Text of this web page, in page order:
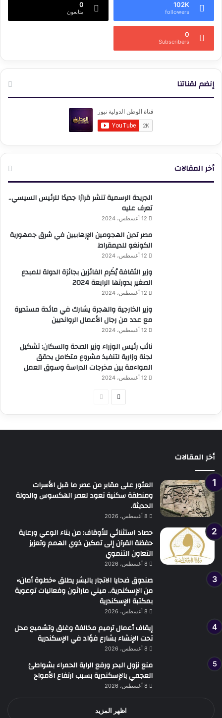
102K
followers
0
متابعون
0
Subscribers
إنضم لقناتنا
أخر المقالات
الجريدة الرسمية تنشر قرارًا جديدًا للرئيس السيسي..
تعرف عليه
12 أغسطس، 2024
مصر تدين الهجومين الإرهابيين في شرق جمهورية
الكونغو للديمقراط
12 أغسطس، 2024
وزير الثقافة يُكَرم الفائزين بجائزة الدولة للمبدع
الصغير بدورتها الرابعة 2024
12 أغسطس، 2024
وزير الخارجية والهجرة يشارك في مائدة مستديرة
مع عدد من رجال الأعمال الروانديين
12 أغسطس، 2024
نائب رئيس الوزراء وزير الصحة والسكان: تشكيل
لجنة وزارية لتنفيذ مشروع متكامل يحقق
المواءمة بين مخرجات الدراسة وسوق العمل
12 أغسطس، 2024
الصفحة
أخر المقالات
العثور على مقابر من عصر ما قبل الأسرات
ومنطقة سكنية تعود لعصر الهكسوس والدولة
الحديثة.
8 أغسطس، 2026
حصاد استثنائي للأوقاف: من بناء الوعي ورعاية
حفظة القرآن إلى تمكين ذوي الهمم وتعزيز
التعاون التنموي
8 أغسطس، 2026
صندوق ضحايا الاتجار بالبشر يطلق «خطوة أمان»
من الإسكندرية.. ميني ماراثون وفعاليات توعوية
بمكتبة الإسكندرية
8 أغسطس، 2026
إيقاف أعمال ترميم مخالفة وغلق وتشميع محل
تحت الإنشاء بشارع فؤاد في الإسكندرية
8 أغسطس، 2026
منع نزول البحر ورفع الراية الحمراء بشواطئ
العجمي بالإسكندرية بسبب ارتفاع الأمواج
8 أغسطس، 2026
اظهر المزيد